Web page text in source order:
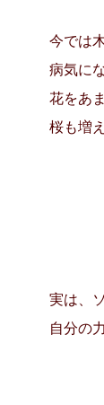
今では
病気に
花をあ
桜も増
実は、
自分の